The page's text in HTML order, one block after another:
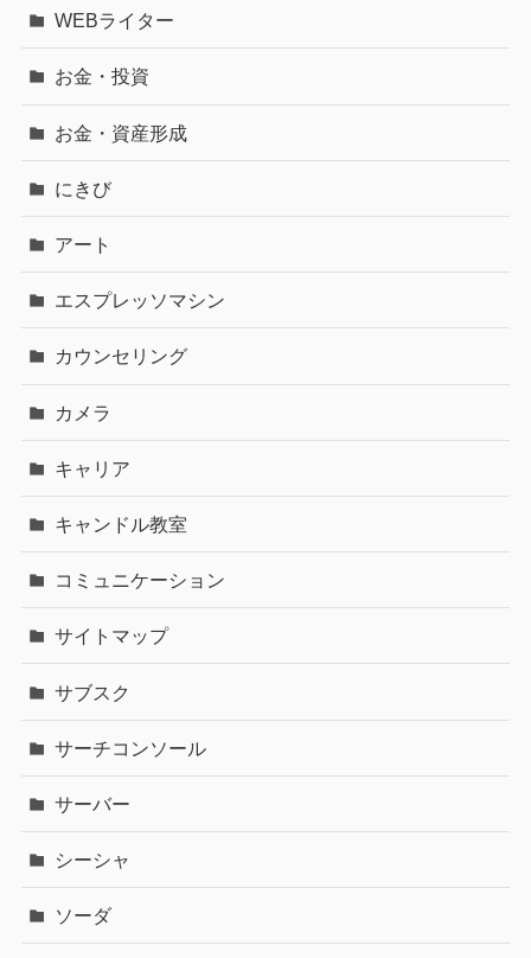
WEBライター
お金・投資
お金・資産形成
にきび
アート
エスプレッソマシン
カウンセリング
カメラ
キャリア
キャンドル教室
コミュニケーション
サイトマップ
サブスク
サーチコンソール
サーバー
シーシャ
ソーダ